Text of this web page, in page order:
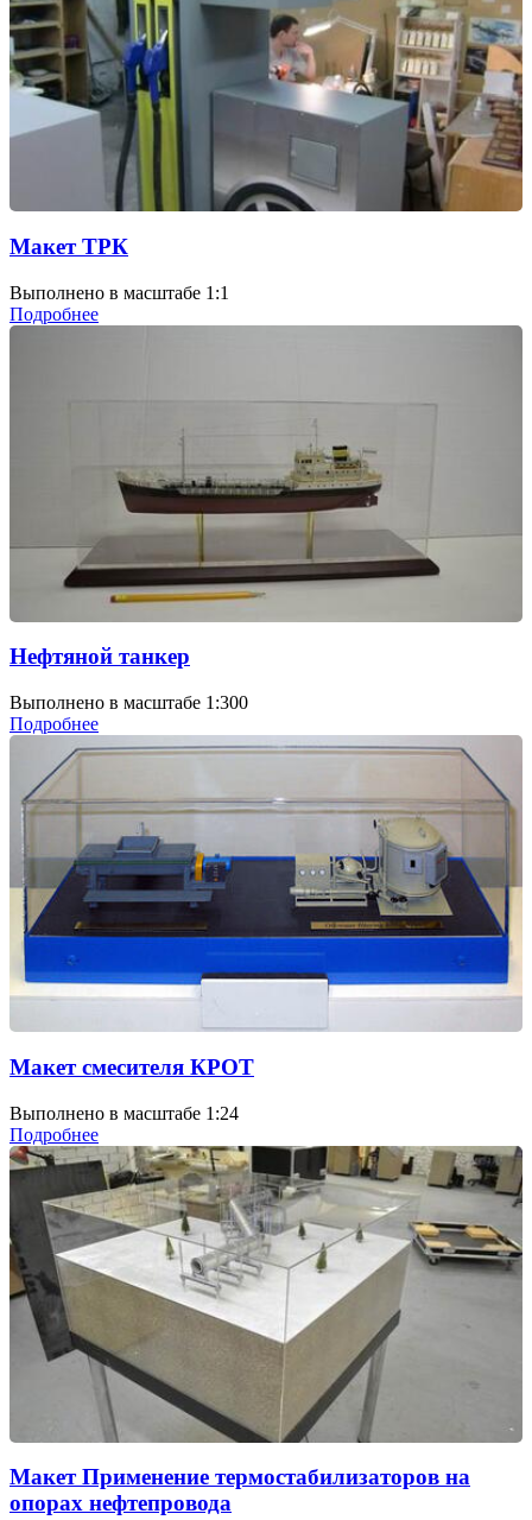
Макет ТРК
Выполнено в масштабе 1:1
Подробнее
Нефтяной танкер
Выполнено в масштабе 1:300
Подробнее
Макет смесителя КРОТ
Выполнено в масштабе 1:24
Подробнее
Макет Применение термостабилизаторов на
опорах нефтепровода